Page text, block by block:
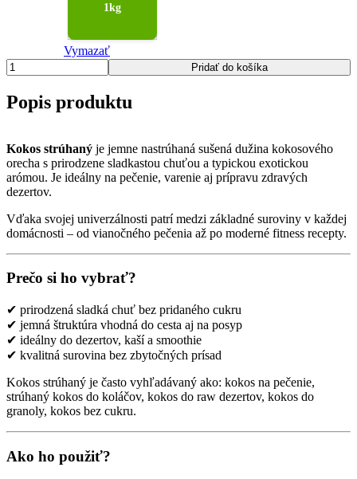
1kg
Vymazať
množstvo
Kokos
strúhaný
Pridať do košíka
Popis produktu
Kokos strúhaný je jemne nastrúhaná sušená dužina kokosového
orecha s prirodzene sladkastou chuťou a typickou exotickou
arómou. Je ideálny na pečenie, varenie aj prípravu zdravých
dezertov.
Vďaka svojej univerzálnosti patrí medzi základné suroviny v každej
domácnosti – od vianočného pečenia až po moderné fitness recepty.
Prečo si ho vybrať?
✔ prirodzená sladká chuť bez pridaného cukru
✔ jemná štruktúra vhodná do cesta aj na posyp
✔ ideálny do dezertov, kaší a smoothie
✔ kvalitná surovina bez zbytočných prísad
Kokos strúhaný je často vyhľadávaný ako: kokos na pečenie,
strúhaný kokos do koláčov, kokos do raw dezertov, kokos do
granoly, kokos bez cukru.
Ako ho použiť?